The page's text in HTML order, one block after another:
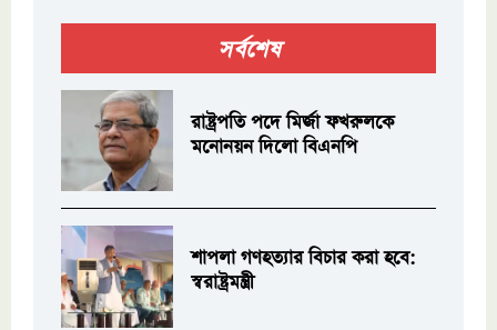
সর্বশেষ
রাষ্ট্রপতি পদে মির্জা ফখরুলকে
মনোনয়ন দিলো বিএনপি
শাপলা গণহত্যার বিচার করা হবে:
স্বরাষ্ট্রমন্ত্রী